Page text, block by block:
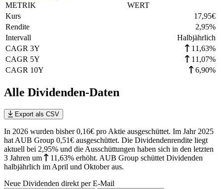
METRIK
WERT
Kurs
17,95€
Rendite
2,95%
Intervall
Halbjährlich
CAGR 3Y
11,63%
CAGR 5Y
11,07%
CAGR 10Y
6,90%
Alle Dividenden-Daten
Export als CSV
In 2026 wurden bisher 0,16€ pro Aktie ausgeschüttet. Im Jahr 2025
hat AUB Group 0,51€ ausgeschüttet. Die Dividendenrendite liegt
aktuell bei 2,95% und die Ausschüttungen haben sich in den letzten
3 Jahren um 11,63% erhöht. AUB Group schüttet Dividenden
halbjährlich im April und Oktober aus.
Neue Dividenden direkt per E-Mail